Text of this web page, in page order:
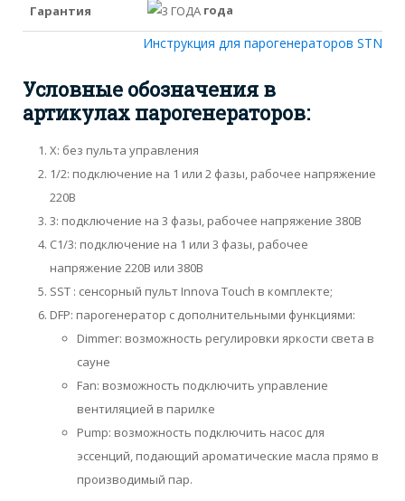
Гарантия года
Инструкция для парогенераторов STN
Условные обозначения в
артикулах парогенераторов:
X: без пульта управления
1/2: подключение на 1 или 2 фазы, рабочее напряжение
220В
3: подключение на 3 фазы, рабочее напряжение 380В
С1/3: подключение на 1 или 3 фазы, рабочее
напряжение 220В или 380В
SST : сенсорный пульт Innova Touch в комплекте;
DFP: парогенератор с дополнительными функциями:
Dimmer: возможность регулировки яркости света в
сауне
Fan: возможность подключить управление
вентиляцией в парилке
Pump: возможность подключить насос для
эссенций, подающий ароматические масла прямо в
производимый пар.